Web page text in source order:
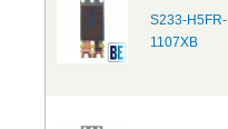
S233-H5FR-
1107XB